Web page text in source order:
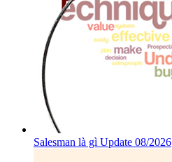
Salesman là gì Update 08/2026